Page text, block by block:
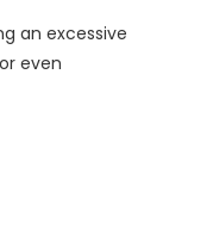
an excessive
even